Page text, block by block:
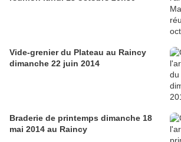
Vide-grenier du Plateau au Raincy
dimanche 22 juin 2014
Braderie de printemps dimanche 18
mai 2014 au Raincy